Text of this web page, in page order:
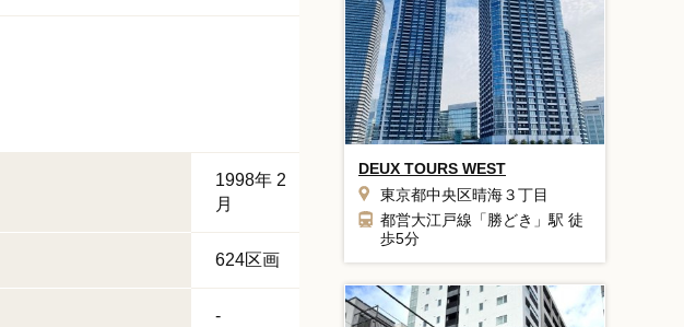
DEUX TOURS WEST
東京都中央区晴海３丁目
都営大江戸線「勝どき」駅 徒
歩5分
1998年 2
月
624区画
-